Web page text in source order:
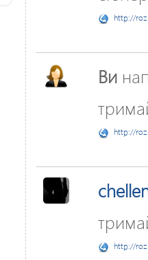
http://
Ви
http://
http://